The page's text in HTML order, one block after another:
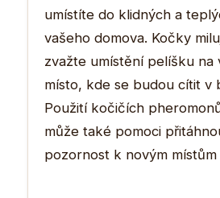
umístíte do klidných a
vašeho domova. Kočky
zvažte umístění pelíšku na
místo, kde se budou cítit v
Použití kočičích
může také pomoci
pozornost k novým místům